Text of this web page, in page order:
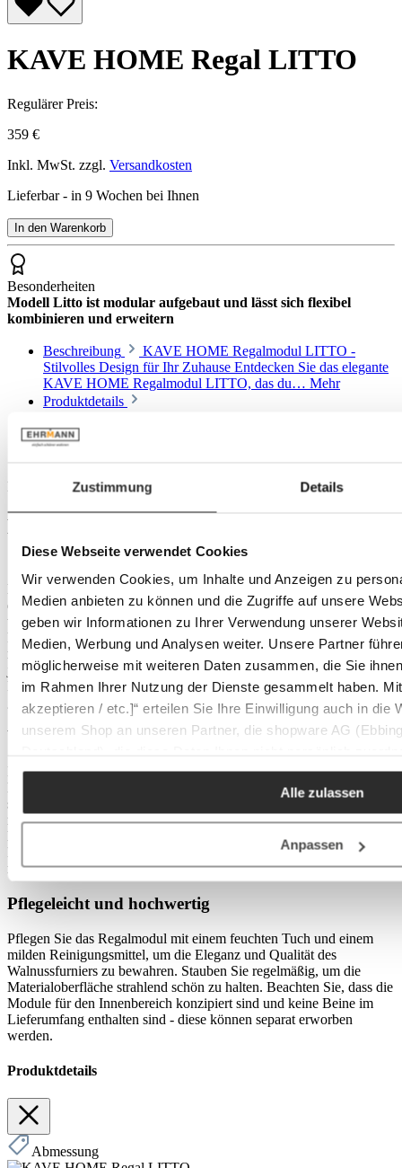
Zustimmung Details
Diese Webseite verwendet Cookies
Wir verwenden Cookies, um Inhalte und Anzeigen zu
Medien anbieten zu können und die Zugriffe auf unsere
geben wir Informationen zu Ihrer Verwendung unserer
Medien, Werbung und Analysen weiter. Unsere Partner
möglicherweise mit weiteren Daten zusammen, die Sie
im Rahmen Ihrer Nutzung der Dienste gesammelt haben.
akzeptieren / etc.]“ erteilen Sie Ihre Einwilligung auch in die
unserem Shop an unseren Partner, die shopware AG
Zwecken (z.B. Produktverbesserungen,
Alle zulassen
Anpassen
KAVE HOME Regal LITTO
Regulärer Preis:
359 €
Inkl. MwSt. zzgl. Versandkosten
Lieferbar - in 9 Wochen bei Ihnen
In den Warenkorb
Besonderheiten
Modell Litto ist modular aufgebaut und lässt sich flexibel
kombinieren und erweitern
Beschreibung
KAVE HOME Regalmodul LITTO -
Stilvolles Design für Ihr Zuhause Entdecken Sie das elegante
KAVE HOME Regalmodul LITTO, das du… Mehr
Produktdetails
Bewertungen
Beschreibung
KAVE HOME Regalmodul LITTO -
Stilvolles Design für Ihr Zuhause
Entdecken Sie das elegante KAVE HOME Regalmodul LITTO,
das durch sein Walnussfurnier und die Konstruktion aus MDF
überzeugt. Dieses stilvolle Möbelstück bietet nicht nur zwei offene
Regalfächer mit einer eleganten Kunststofftrennung, sondern passt
mit seinen kompakten Maßen von etwa 101x38x30 cm perfekt in
jeden Wohnraum. Ein flexibles und erweiterbares Design ermöglicht
Ihnen, Ihr individuelles Regalsystem nach Ihren Vorstellungen zu
gestalten.
Vielseitige Einsatzmöglichkeiten
Ideal für Wohnzimmer, Büros oder Essbereiche bietet das KAVE
HOME Regalmodul LITTO funktionalen Stauraum und eine
stilvolle Präsentationsfläche. Jedes Regalmodul ist mit einer
maximalen Belastbarkeit von 20 kg perfekt für Bücher,
Dekorationsobjekte und Alltagsgegenstände geeignet.
Befestigungselemente zur Wandmontage und zur Verbindung
mehrerer Module sind im Lieferumfang enthalten.
Pflegeleicht und hochwertig
Pflegen Sie das Regalmodul mit einem feuchten Tuch und einem
milden Reinigungsmittel, um die Eleganz und Qualität des
Walnussfurniers zu bewahren. Stauben Sie regelmäßig, um die
Materialoberfläche strahlend schön zu halten. Beachten Sie, dass die
Module für den Innenbereich konzipiert sind und keine Beine im
Lieferumfang enthalten sind - diese können separat erworben
werden.
Produktdetails
Abmessung